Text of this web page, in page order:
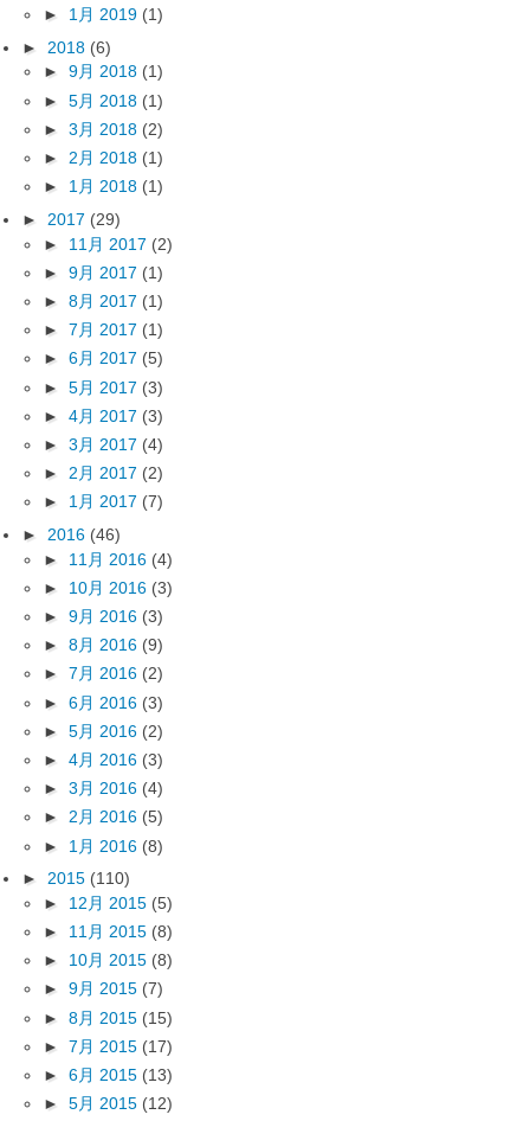
► 1月 2019 (1)
► 2018 (6)
► 9月 2018 (1)
► 5月 2018 (1)
► 3月 2018 (2)
► 2月 2018 (1)
► 1月 2018 (1)
► 2017 (29)
► 11月 2017 (2)
► 9月 2017 (1)
► 8月 2017 (1)
► 7月 2017 (1)
► 6月 2017 (5)
► 5月 2017 (3)
► 4月 2017 (3)
► 3月 2017 (4)
► 2月 2017 (2)
► 1月 2017 (7)
► 2016 (46)
► 11月 2016 (4)
► 10月 2016 (3)
► 9月 2016 (3)
► 8月 2016 (9)
► 7月 2016 (2)
► 6月 2016 (3)
► 5月 2016 (2)
► 4月 2016 (3)
► 3月 2016 (4)
► 2月 2016 (5)
► 1月 2016 (8)
► 2015 (110)
► 12月 2015 (5)
► 11月 2015 (8)
► 10月 2015 (8)
► 9月 2015 (7)
► 8月 2015 (15)
► 7月 2015 (17)
► 6月 2015 (13)
► 5月 2015 (12)